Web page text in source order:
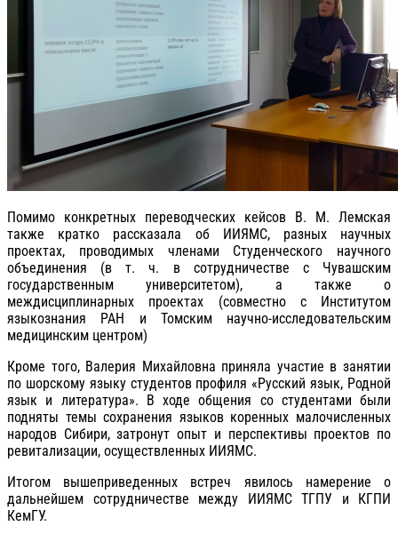
Помимо конкретных переводческих кейсов В. М. Лемская
также кратко рассказала об ИИЯМС, разных научных
проектах, проводимых членами Студенческого научного
объединения (в т. ч. в сотрудничестве с Чувашским
государственным университетом), а также о
междисциплинарных проектах (совместно с Институтом
языкознания РАН и Томским научно-исследовательским
медицинским центром)
Кроме того, Валерия Михайловна приняла участие в занятии
по шорскому языку студентов профиля «Русский язык, Родной
язык и литература». В ходе общения со студентами были
подняты темы сохранения языков коренных малочисленных
народов Сибири, затронут опыт и перспективы проектов по
ревитализации, осуществленных ИИЯМС.
Итогом вышеприведенных встреч явилось намерение о
дальнейшем сотрудничестве между ИИЯМС ТГПУ и КГПИ
КемГУ.